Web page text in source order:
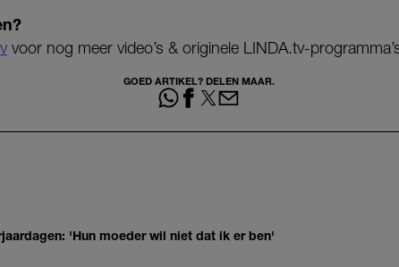
voor nog meer video’s & originele LINDA.tv-
GOED ARTIKEL? DELEN MAAR.
'Hun moeder wil niet dat ik er ben'